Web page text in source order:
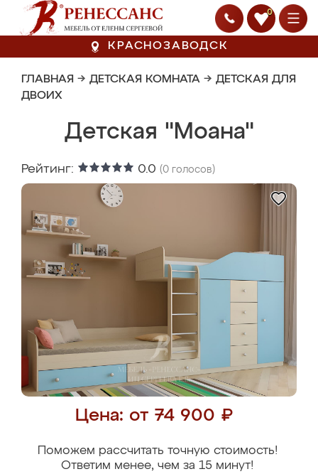
0
КРАСНОЗАВОДСК
ГЛАВНАЯ → ДЕТСКАЯ КОМНАТА → ДЕТСКАЯ ДЛЯ
ДВОИХ
Детская "Моана"
Рейтинг: 0.0 (0 голосов)
Цена: от 74 900 ₽
Поможем рассчитать точную стоимость!
Ответим менее, чем за 15 минут!